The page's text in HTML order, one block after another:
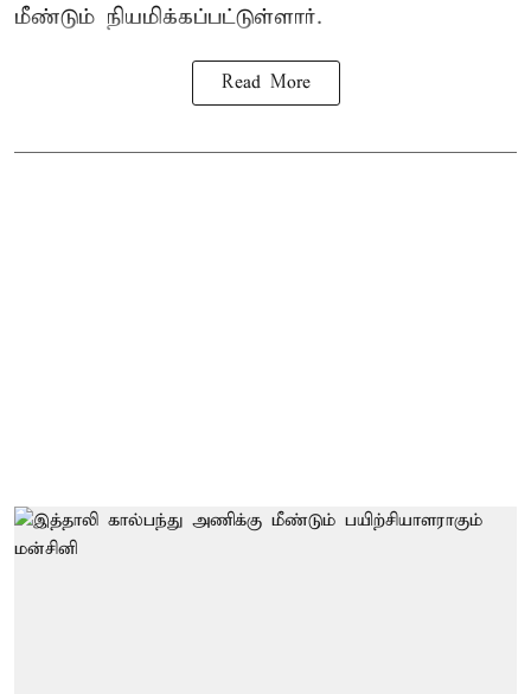
மீண்டும் நியமிக்கப்பட்டுள்ளார்.
Read More